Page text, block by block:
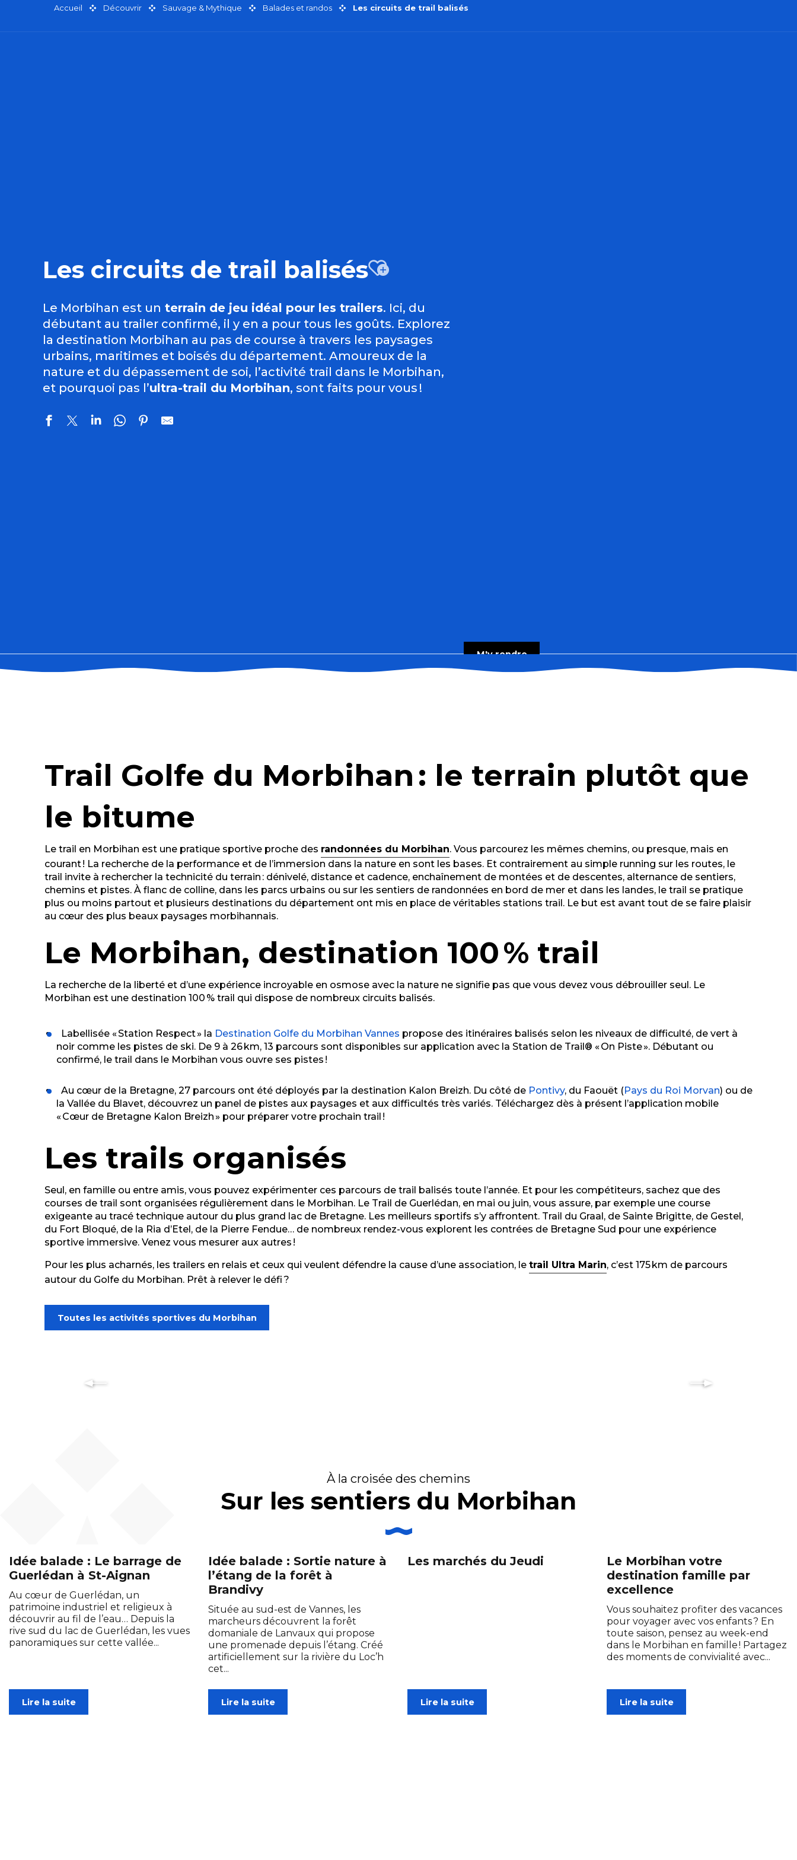
Accueil Découvrir Sauvage & Mythique Balades et randos Les circuits de trail balisés
Les circuits de trail balisésAjouter aux favoris
Le Morbihan est un terrain de jeu idéal pour les trailers. Ici, du
débutant au trailer confirmé, il y en a pour tous les goûts. Explorez
la destination Morbihan au pas de course à travers les paysages
urbains, maritimes et boisés du département. Amoureux de la
nature et du dépassement de soi, l’activité trail dans le Morbihan,
et pourquoi pas l’ultra-trail du Morbihan, sont faits pour vous !
M'y rendre
Trail Golfe du Morbihan : le terrain plutôt que
le bitume
Le trail en Morbihan est une pratique sportive proche des randonnées du Morbihan. Vous parcourez les mêmes chemins, ou presque, mais en
courant ! La recherche de la performance et de l’immersion dans la nature en sont les bases. Et contrairement au simple running sur les routes, le
trail invite à rechercher la technicité du terrain : dénivelé, distance et cadence, enchaînement de montées et de descentes, alternance de sentiers,
chemins et pistes. À flanc de colline, dans les parcs urbains ou sur les sentiers de randonnées en bord de mer et dans les landes, le trail se pratique
plus ou moins partout et plusieurs destinations du département ont mis en place de véritables stations trail. Le but est avant tout de se faire plaisir
au cœur des plus beaux paysages morbihannais.
Le Morbihan, destination 100 % trail
La recherche de la liberté et d’une expérience incroyable en osmose avec la nature ne signifie pas que vous devez vous débrouiller seul. Le
Morbihan est une destination 100 % trail qui dispose de nombreux circuits balisés.
Labellisée « Station Respect » la Destination Golfe du Morbihan Vannes propose des itinéraires balisés selon les niveaux de difficulté, de vert à
noir comme les pistes de ski. De 9 à 26 km, 13 parcours sont disponibles sur application avec la Station de Trail® « On Piste ». Débutant ou
confirmé, le trail dans le Morbihan vous ouvre ses pistes !
Au cœur de la Bretagne, 27 parcours ont été déployés par la destination Kalon Breizh. Du côté de Pontivy, du Faouët (Pays du Roi Morvan) ou de
la Vallée du Blavet, découvrez un panel de pistes aux paysages et aux difficultés très variés. Téléchargez dès à présent l’application mobile
« Cœur de Bretagne Kalon Breizh » pour préparer votre prochain trail !
Les trails organisés
Seul, en famille ou entre amis, vous pouvez expérimenter ces parcours de trail balisés toute l’année. Et pour les compétiteurs, sachez que des
courses de trail sont organisées régulièrement dans le Morbihan. Le Trail de Guerlédan, en mai ou juin, vous assure, par exemple une course
exigeante au tracé technique autour du plus grand lac de Bretagne. Les meilleurs sportifs s’y affrontent. Trail du Graal, de Sainte Brigitte, de Gestel,
du Fort Bloqué, de la Ria d’Etel, de la Pierre Fendue… de nombreux rendez-vous explorent les contrées de Bretagne Sud pour une expérience
sportive immersive. Venez vous mesurer aux autres !
Pour les plus acharnés, les trailers en relais et ceux qui veulent défendre la cause d’une association, le trail Ultra Marin, c’est 175 km de parcours
autour du Golfe du Morbihan. Prêt à relever le défi ?
Toutes les activités sportives du Morbihan
À la croisée des chemins
Sur les sentiers du Morbihan
Idée balade : Le barrage de
Guerlédan à St-Aignan
Au cœur de Guerlédan, un
patrimoine industriel et religieux à
découvrir au fil de l’eau… Depuis la
rive sud du lac de Guerlédan, les vues
panoramiques sur cette vallée...
Lire la suite
Idée balade : Sortie nature à
l’étang de la forêt à
Brandivy
Située au sud-est de Vannes, les
marcheurs découvrent la forêt
domaniale de Lanvaux qui propose
une promenade depuis l’étang. Créé
artificiellement sur la rivière du Loc’h
cet...
Lire la suite
Les marchés du Jeudi
Lire la suite
Le Morbihan votre
destination famille par
excellence
Vous souhaitez profiter des vacances
pour voyager avec vos enfants ? En
toute saison, pensez au week-end
dans le Morbihan en famille ! Partagez
des moments de convivialité avec...
Lire la suite